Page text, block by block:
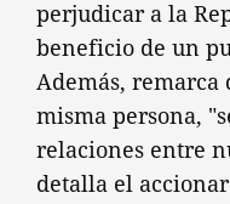
perjudicar a la
beneficio de un
Además, remarca
misma persona,
relaciones entre
detalla el